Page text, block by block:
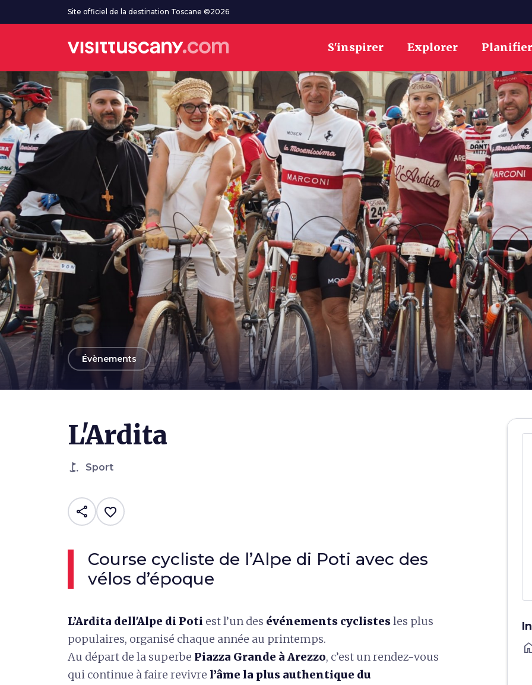
Aller au contenu principalSite officiel de la destination Toscane ©2026
S'inspirer Explorer Planifier
arrow_backÉvènements
L'Ardita
golf_course Sport
share favorite_border
Course cycliste de l’Alpe di Poti avec des
vélos d’époque
L’Ardita dell'Alpe di Poti est l’un des événements cyclistesles plus
populaires, organisé chaque année au printemps.
Au départ de la superbe Piazza Grande à Arezzo, c’est un rendez-vous
qui continue à faire revivre l’âme la plus authentique du